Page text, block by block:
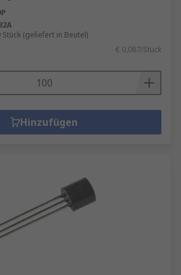
(geliefert in Beutel)
€ 0,087/Stück
Hinzufügen